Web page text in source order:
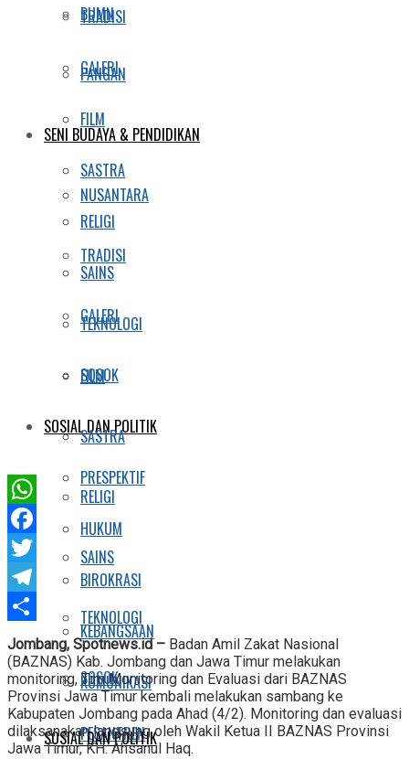
TRADISI
GALERI
FILM
SASTRA
RELIGI
SAINS
TEKNOLOGI
SOSOK
SOSIAL DAN POLITIK
PRESPEKTIF
HUKUM
BIROKRASI
KEBANGSAAN
KOMUNIKASI
PESANTREN
BUMN
PANGAN
SENI BUDAYA & PENDIDIKAN
NUSANTARA
TRADISI
GALERI
FILM
SASTRA
RELIGI
SAINS
TEKNOLOGI
SOSOK
SOSIAL DAN POLITIK
WhatsApp
Facebook
Twitter
Telegram
Share
Jombang, Spotnews.id – Badan Amil Zakat Nasional
(BAZNAS) Kab. Jombang dan Jawa Timur melakukan
monitoring, Tim Monitoring dan Evaluasi dari BAZNAS
Provinsi Jawa Timur kembali melakukan sambang ke
Kabupaten Jombang pada Ahad (4/2). Monitoring dan evaluasi
dilaksanakan langsung oleh Wakil Ketua II BAZNAS Provinsi
Jawa Timur, KH. Ahsanul Haq.